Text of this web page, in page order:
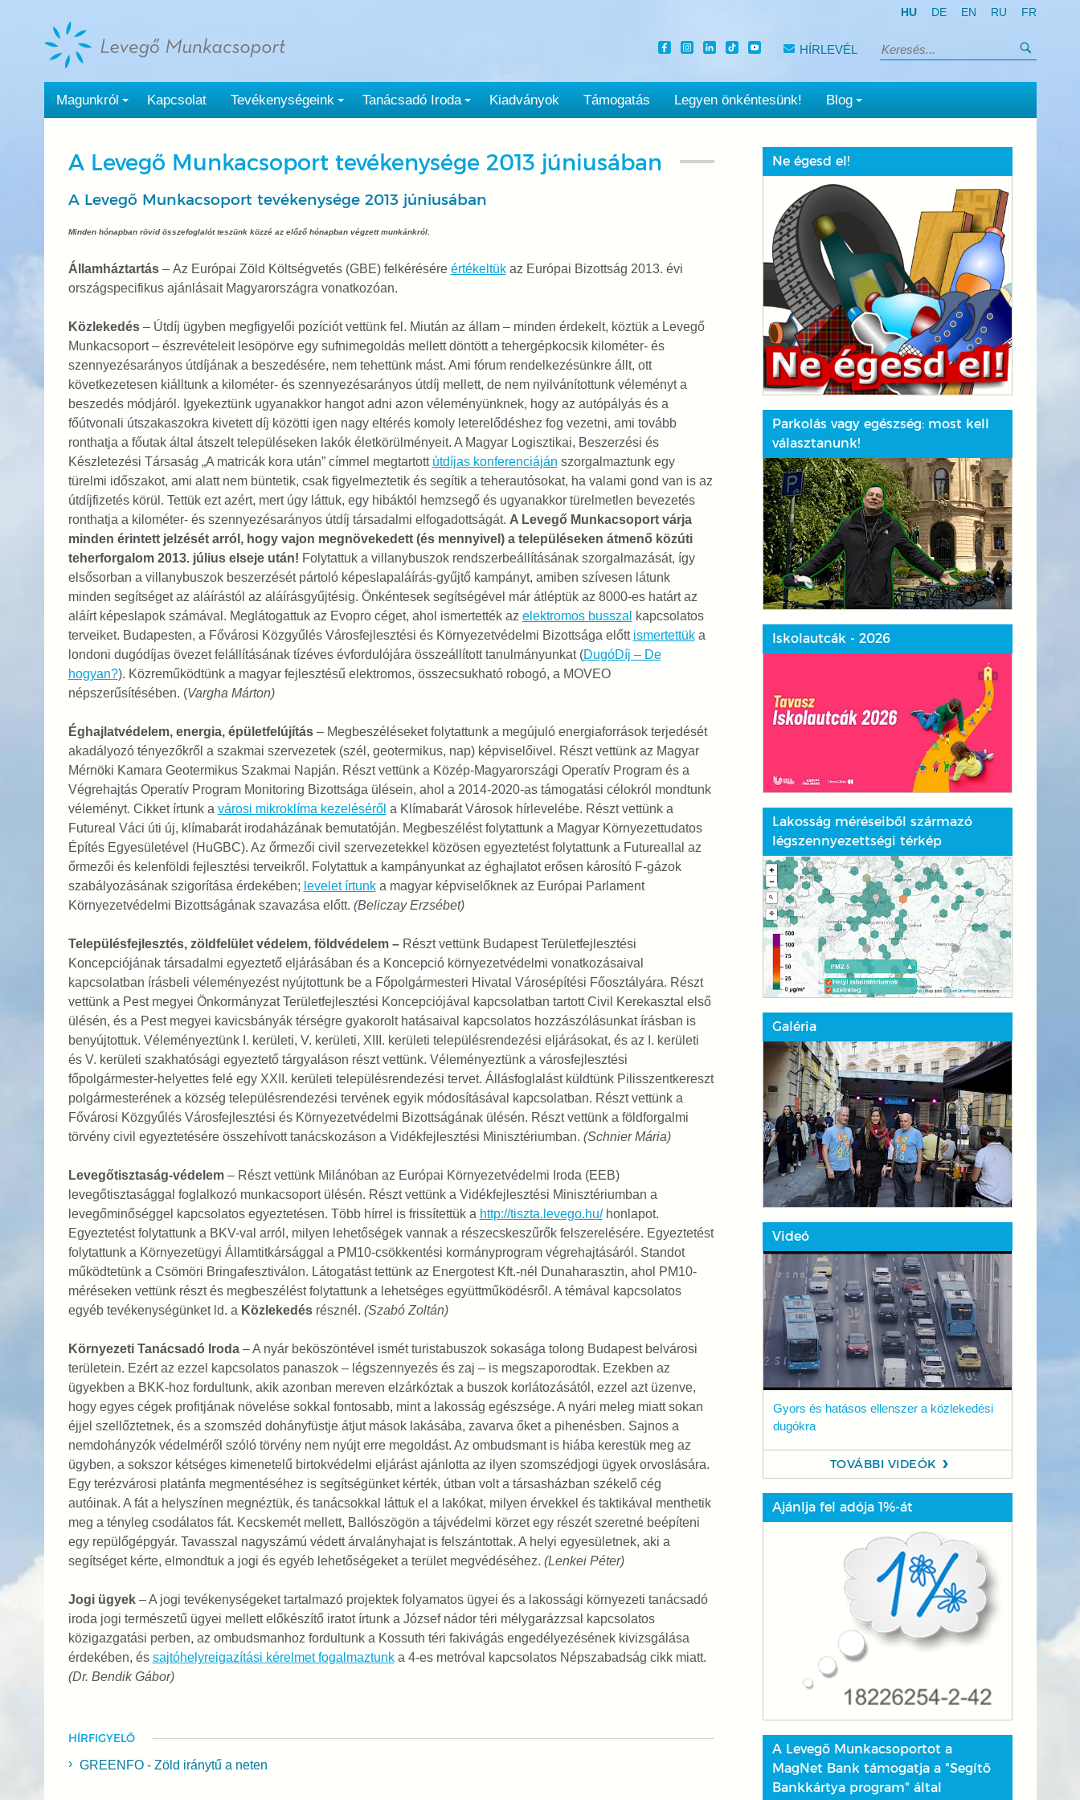
tartalomra
HU DE EN RU FR
HÍRLEVÉL Keresés:
Magunkról Kapcsolat Tevékenységeink Tanácsadó Iroda Kiadványok Támogatás Legyen önkéntesünk! Blog
A Levegő Munkacsoport tevékenysége 2013 júniusában
A Levegő Munkacsoport tevékenysége 2013 júniusában
Minden hónapban rövid összefoglalót teszünk közzé az előző hónapban végzett munkánkról.
Államháztartás – Az Európai Zöld Költségvetés (GBE) felkérésére értékeltükaz Európai Bizottság 2013. évi
országspecifikus ajánlásait Magyarországra vonatkozóan.
Közlekedés– Útdíj ügyben megfigyelői pozíciót vettünk fel. Miután az állam – minden érdekelt, köztük a Levegő
Munkacsoport – észrevételeit lesöpörve egy sufnimegoldás mellett döntött a tehergépkocsik kilométer- és
szennyezésarányos útdíjának a beszedésére, nem tehettünk mást. Ami fórum rendelkezésünkre állt, ott
következetesen kiálltunk a kilométer- és szennyezésarányos útdíj mellett, de nem nyilvánítottunk véleményt a
beszedés módjáról. Igyekeztünk ugyanakkor hangot adni azon véleményünknek, hogy az autópályás és a
főútvonali útszakaszokra kivetett díj közötti igen nagy eltérés komoly leterelődéshez fog vezetni, ami tovább
ronthatja a főutak által átszelt településeken lakók életkörülményeit. A Magyar Logisztikai, Beszerzési és
Készletezési Társaság „A matricák kora után” címmel megtartott útdíjas konferenciáján szorgalmaztunk egy
türelmi időszakot, ami alatt nem büntetik, csak figyelmeztetik és segítik a teherautósokat, ha valami gond van is az
útdíjfizetés körül. Tettük ezt azért, mert úgy láttuk, egy hibáktól hemzsegő és ugyanakkor türelmetlen bevezetés
ronthatja a kilométer- és szennyezésarányos útdíj társadalmi elfogadottságát. A Levegő Munkacsoport várja
minden érintett jelzését arról, hogy vajon megnövekedett (és mennyivel) a településeken átmenő közúti
teherforgalom 2013. július elseje után! Folytattuk a villanybuszok rendszerbeállításának szorgalmazását, így
elsősorban a villanybuszok beszerzését pártoló képeslapaláírás-gyűjtő kampányt, amiben szívesen látunk
minden segítséget az aláírástól az aláírásgyűjtésig. Önkéntesek segítségével már átléptük az 8000-es határt az
aláírt képeslapok számával. Meglátogattuk az Evopro céget, ahol ismertették az elektromos busszal
kapcsolatos
terveiket. Budapesten, a Fővárosi Közgyűlés Városfejlesztési és Környezetvédelmi Bizottsága előtt ismertettüka
londoni dugódíjas övezet felállításának tízéves évfordulójára összeállított tanulmányunkat (DugóDíj – De
hogyan?). Közreműködtünk a magyar fejlesztésű elektromos, összecsukható robogó, a MOVEO
népszerűsítésében. (Vargha Márton)
Éghajlatvédelem, energia, épületfelújítás– Megbeszéléseket folytattunk a megújuló energiaforrások terjedését
akadályozó tényezőkről a szakmai szervezetek (szél, geotermikus, nap) képviselőivel. Részt vettünk az Magyar
Mérnöki Kamara Geotermikus Szakmai Napján. Részt vettünk a Közép-Magyarországi Operatív Program és a
Végrehajtás Operatív Program Monitoring Bizottsága ülésein, ahol a 2014-2020-as támogatási célokról mondtunk
véleményt. Cikket írtunk a városi mikroklíma kezeléséről a Klímabarát Városok hírlevelébe. Részt vettünk a
Futureal Váci úti új, klímabarát irodaházának bemutatóján. Megbeszélést folytattunk a Magyar Környezettudatos
Építés Egyesületével (HuGBC). Az őrmezői civil szervezetekkel közösen egyeztetést folytattunk a Futureallal az
őrmezői és kelenföldi fejlesztési terveikről. Folytattuk a kampányunkat az éghajlatot erősen károsító F-gázok
szabályozásának szigorítása érdekében; levelet írtunka magyar képviselőknek az Európai Parlament
Környezetvédelmi Bizottságának szavazása előtt. (Beliczay Erzsébet)
Településfejlesztés, zöldfelület védelem, földvédelem –Részt vettünk Budapest Területfejlesztési
Koncepciójának társadalmi egyeztető eljárásában és a Koncepció környezetvédelmi vonatkozásaival
kapcsolatban írásbeli véleményezést nyújtottunk be a Főpolgármesteri Hivatal Városépítési Főosztályára. Részt
vettünk a Pest megyei Önkormányzat Területfejlesztési Koncepciójával kapcsolatban tartott Civil Kerekasztal első
ülésén, és a Pest megyei kavicsbányák térségre gyakorolt hatásaival kapcsolatos hozzászólásunkat írásban is
benyújtottuk. Véleményeztünk I. kerületi, V. kerületi, XIII. kerületi településrendezési eljárásokat, és az I. kerületi
és V. kerületi szakhatósági egyeztető tárgyaláson részt vettünk. Véleményeztünk a városfejlesztési
főpolgármester-helyettes felé egy XXII. kerületi településrendezési tervet. Állásfoglalást küldtünk Pilisszentkereszt
polgármesterének a község településrendezési tervének egyik módosításával kapcsolatban. Részt vettünk a
Fővárosi Közgyűlés Városfejlesztési és Környezetvédelmi Bizottságának ülésén. Részt vettünk a földforgalmi
törvény civil egyeztetésére összehívott tanácskozáson a Vidékfejlesztési Minisztériumban. (Schnier Mária)
Levegőtisztaság-védelem– Részt vettünk Milánóban az Európai Környezetvédelmi Iroda (EEB)
levegőtisztasággal foglalkozó munkacsoport ülésén. Részt vettünk a Vidékfejlesztési Minisztériumban a
levegőminőséggel kapcsolatos egyeztetésen. Több hírrel is frissítettük a http://tiszta.levego.hu/honlapot.
Egyeztetést folytattunk a BKV-val arról, milyen lehetőségek vannak a részecskeszűrők felszerelésére. Egyeztetést
folytattunk a Környezetügyi Államtitkársággal a PM10-csökkentési kormányprogram végrehajtásáról. Standot
működtetünk a Csömöri Bringafesztiválon. Látogatást tettünk az Energotest Kft.-nél Dunaharasztin, ahol PM10-
méréseken vettünk részt és megbeszélést folytattunk a lehetséges együttműködésről. A témával kapcsolatos
egyéb tevékenységünket ld. a Közlekedésrésznél. (Szabó Zoltán)
Környezeti Tanácsadó Iroda– A nyár beköszöntével ismét turistabuszok sokasága tolong Budapest belvárosi
területein. Ezért az ezzel kapcsolatos panaszok – légszennyezés és zaj – is megszaporodtak. Ezekben az
ügyekben a BKK-hoz fordultunk, akik azonban mereven elzárkóztak a buszok korlátozásától, ezzel azt üzenve,
hogy egyes cégek profitjának növelése sokkal fontosabb, mint a lakosság egészsége. A nyári meleg miatt sokan
éjjel szellőztetnek, és a szomszéd dohányfüstje átjut mások lakásába, zavarva őket a pihenésben. Sajnos a
nemdohányzók védelméről szóló törvény nem nyújt erre megoldást. Az ombudsmant is hiába kerestük meg az
ügyben, a sokszor kétséges kimenetelű birtokvédelmi eljárást ajánlotta az ilyen szomszédjogi ügyek orvoslására.
Egy terézvárosi platánfa megmentéséhez is segítségünket kérték, útban volt a társasházban székelő cég
autóinak. A fát a helyszínen megnéztük, és tanácsokkal láttuk el a lakókat, milyen érvekkel és taktikával menthetik
meg a tényleg csodálatos fát. Kecskemét mellett, Ballószögön a tájvédelmi körzet egy részét szeretné beépíteni
egy repülőgépgyár. Tavasszal nagyszámú védett árvalányhajat is felszántottak. A helyi egyesületnek, aki a
segítséget kérte, elmondtuk a jogi és egyéb lehetőségeket a terület megvédéséhez. (Lenkei Péter)
Jogi ügyek– A jogi tevékenységeket tartalmazó projektek folyamatos ügyei és a lakossági környezeti tanácsadó
iroda jogi természetű ügyei mellett előkészítő iratot írtunk a József nádor téri mélygarázzsal kapcsolatos
közigazgatási perben, az ombudsmanhoz fordultunk a Kossuth téri fakivágás engedélyezésének kivizsgálása
érdekében, és sajtóhelyreigazítási kérelmet fogalmaztunka 4-es metróval kapcsolatos Népszabadság cikk miatt.
(Dr. Bendik Gábor)
HÍRFIGYELŐ
GREENFO - Zöld iránytű a neten
Ne égesd el!
Parkolás vagy egészség: most kell
választanunk!
Iskolautcák - 2026
Lakosság méréseiből származó
légszennyezettségi térkép
Galéria
Videó
Gyors és hatásos ellenszer a közlekedési
dugókra
TOVÁBBI VIDEÓK
Ajánlja fel adója 1%-át
A Levegő Munkacsoportot a
MagNet Bank támogatja a "Segítő
Bankkártya program" által